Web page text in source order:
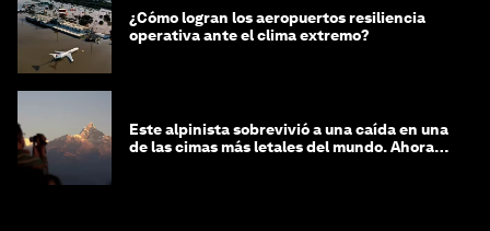
¿Cómo logran los aeropuertos resiliencia
operativa ante el clima extremo?
Este alpinista sobrevivió a una caída en una
de las cimas más letales del mundo. Ahora